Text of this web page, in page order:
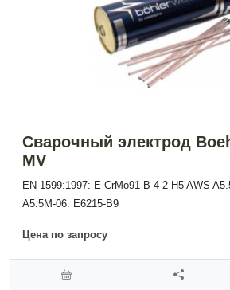
Сварочный электрод
MV
EN 1599:1997: E CrMo91 B 4 2 H5 AWS
A5.5M-06: E6215-B9
Цена по запросу